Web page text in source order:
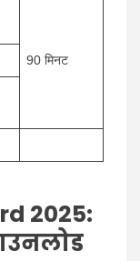
90 मिनट
2025: